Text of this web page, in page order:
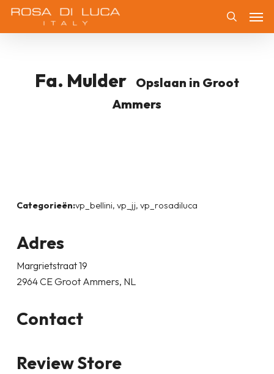
Skip
Fa. Mulder
Opslaan in Groot
Ammers
Categorieën:vp_bellini, vp_jj, vp_rosadiluca
Adres
Margrietstraat 19
2964 CE Groot Ammers, NL
Contact
Review Store